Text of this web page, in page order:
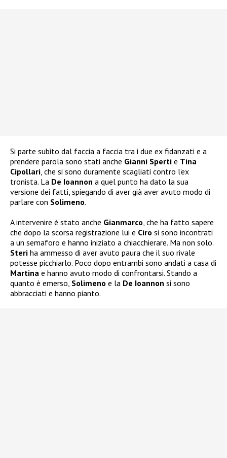
Si parte subito dal faccia a faccia tra i due ex fidanzati e a
prendere parola sono stati anche Gianni Sperti e Tina
Cipollari, che si sono duramente scagliati contro l’ex
tronista. La De Ioannon a quel punto ha dato la sua
versione dei fatti, spiegando di aver già aver avuto modo di
parlare con Solimeno.
A intervenire è stato anche Gianmarco, che ha fatto sapere
che dopo la scorsa registrazione lui e Ciro si sono incontrati
a un semaforo e hanno iniziato a chiacchierare. Ma non solo.
Steri ha ammesso di aver avuto paura che il suo rivale
potesse picchiarlo. Poco dopo entrambi sono andati a casa di
Martina e hanno avuto modo di confrontarsi. Stando a
quanto è emerso, Solimeno e la De Ioannon si sono
abbracciati e hanno pianto.